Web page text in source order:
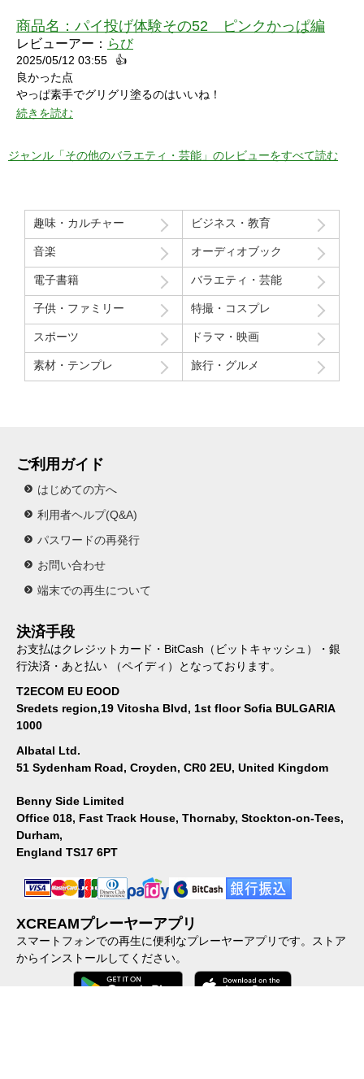
商品名： パイ投げ体験その52 ピンクかっぱ編
レビューアー： らび
2025/05/12 03:55
👍
良かった点
やっぱ素手でグリグリ塗るのはいいね！
特に21分の途中からとてもいい感じ！
う」という趣旨の発言と「パイを食らう事はなんとも無い」とい
う趣旨の２つの部分ちょっと気分下がってしまったw
Route207さんいつも良い作品をありがとうございます！
初レビューですが、よく購入させて貰ってます！
続きを読む
ジャンル「その他のバラエティ・芸能」のレビューをすべて読む
趣味・カルチャー ビジネス・教育
音楽 オーディオブック
電子書籍 バラエティ・芸能
子供・ファミリー 特撮・コスプレ
スポーツ ドラマ・映画
素材・テンプレ 旅行・グルメ
ご利用ガイド
はじめての方へ
利用者ヘルプ(Q&A)
パスワードの再発行
お問い合わせ
端末での再生について
決済手段
お支払はクレジットカード・BitCash（ビットキャッシュ）・銀
行決済・あと払い （ペイディ）となっております。
T2ECOM EU EOOD
Sredets region,19 Vitosha Blvd, 1st floor Sofia BULGARIA
1000
Albatal Ltd.
51 Sydenham Road, Croyden, CR0 2EU, United Kingdom
Benny Side Limited
Office 018, Fast Track House, Thornaby, Stockton-on-Tees,
Durham,
England TS17 6PT
XCREAMプレーヤーアプリ
スマートフォンでの再生に便利なプレーヤーアプリです。ストア
からインストールしてください。